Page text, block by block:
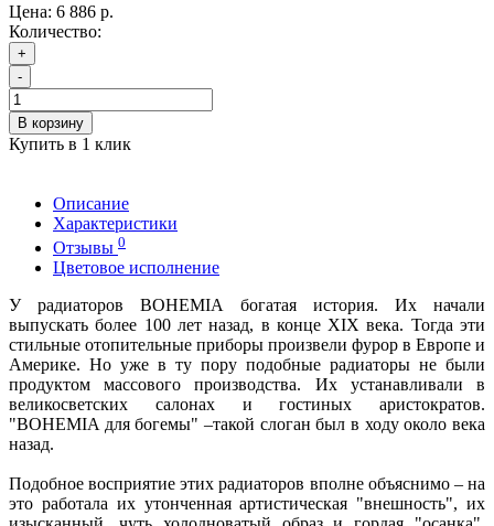
Цена: 6 886 р.
Количество:
+
-
В корзину
Купить в 1 клик
Описание
Характеристики
Отзывы 0
Цветовое исполнение
У радиаторов BOHEMIA богатая история. Их начали
выпускать более 100 лет назад, в конце XIX века. Тогда эти
стильные отопительные приборы произвели фурор в Европе и
Америке. Но уже в ту пору подобные радиаторы не были
продуктом массового производства. Их устанавливали в
великосветских салонах и гостиных аристократов.
"BOHEMIA для богемы" –такой слоган был в ходу около века
назад.
Подобное восприятие этих радиаторов вполне объяснимо – на
это работала их утонченная артистическая "внешность", их